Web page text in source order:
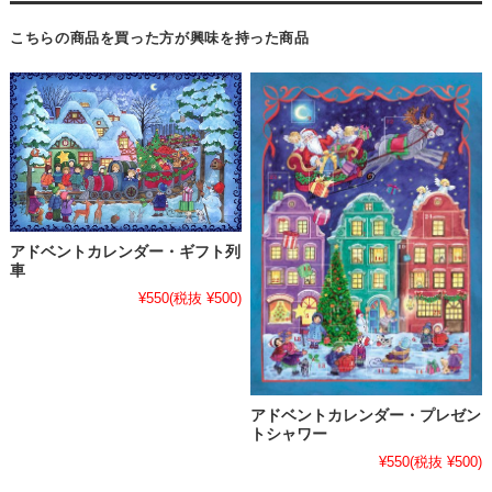
こちらの商品を買った方が興味を持った商品
アドベントカレンダー・ギフト列
車
¥550(税抜 ¥500)
アドベントカレンダー・プレゼン
トシャワー
¥550(税抜 ¥500)